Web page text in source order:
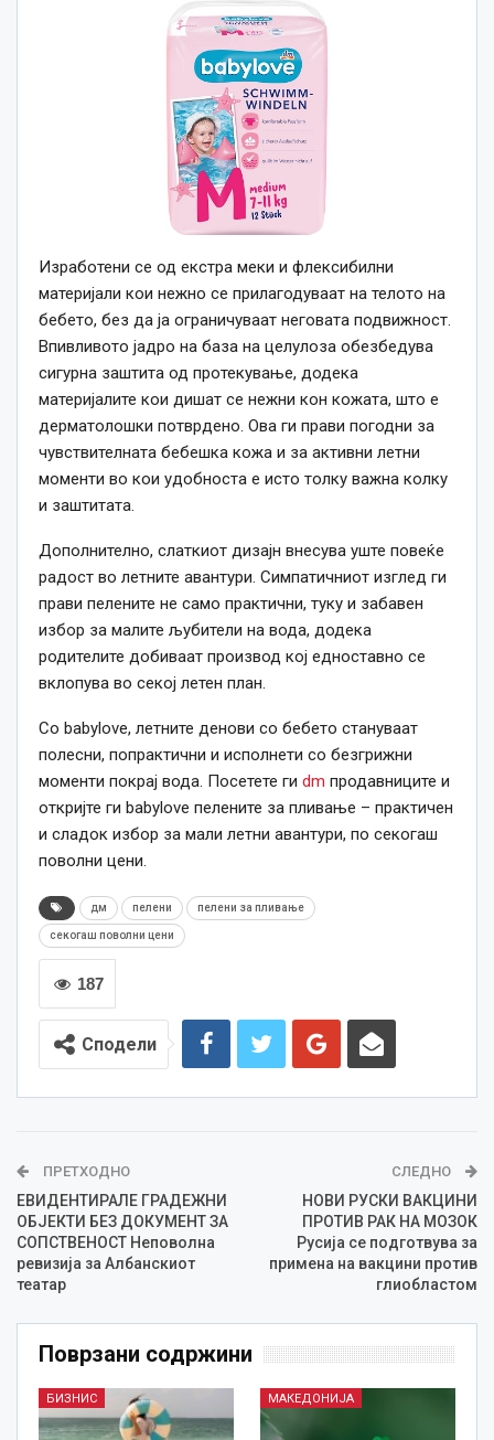
Изработени се од екстра меки и флексибилни
материјали кои нежно се прилагодуваат на телото на
бебето, без да ја ограничуваат неговата подвижност.
Впивливото јадро на база на целулоза обезбедува
сигурна заштита од протекување, додека
материјалите кои дишат се нежни кон кожата, што е
дерматолошки потврдено. Ова ги прави погодни за
чувствителната бебешка кожа и за активни летни
моменти во кои удобноста е исто толку важна колку
и заштитата.
Дополнително, слаткиот дизајн внесува уште повеќе
радост во летните авантури. Симпатичниот изглед ги
прави пелените не само практични, туку и забавен
избор за малите љубители на вода, додека
родителите добиваат производ кој едноставно се
вклопува во секој летен план.
Со babylove, летните денови со бебето стануваат
полесни, попрактични и исполнети со безгрижни
моменти покрај вода. Посетете ги dm продавниците и
откријте ги babylove пелените за пливање – практичен
и сладок избор за мали летни авантури, по секогаш
поволни цени.
дм пелени пелени за пливање
секогаш поволни цени
187
Сподели
ПРЕТХОДНО
ЕВИДЕНТИРАЛЕ ГРАДЕЖНИ
ОБЈЕКТИ БЕЗ ДОКУМЕНТ ЗА
СОПСТВЕНОСТ Неповолна
ревизија за Албанскиот
театар
СЛЕДНО
НОВИ РУСКИ ВАКЦИНИ
ПРОТИВ РАК НА МОЗОК
Русија се подготвува за
примена на вакцини против
глиобластом
Поврзани содржини
БИЗНИС МАКЕДОНИЈА